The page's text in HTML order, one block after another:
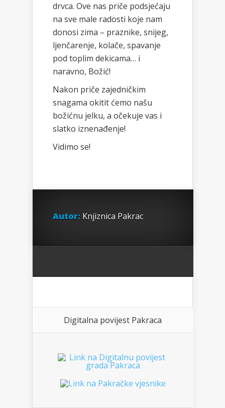
drvca. Ove nas priče podsjećaju
na sve male radosti koje nam
donosi zima – praznike, snijeg,
ljenčarenje, kolače, spavanje
pod toplim dekicama… i
naravno, Božić!
Nakon priče zajedničkim
snagama okitit ćemo našu
božićnu jelku, a očekuje vas i
slatko iznenađenje!
Vidimo se!
Autor: Knjiznica Pakrac
Digitalna povijest Pakraca